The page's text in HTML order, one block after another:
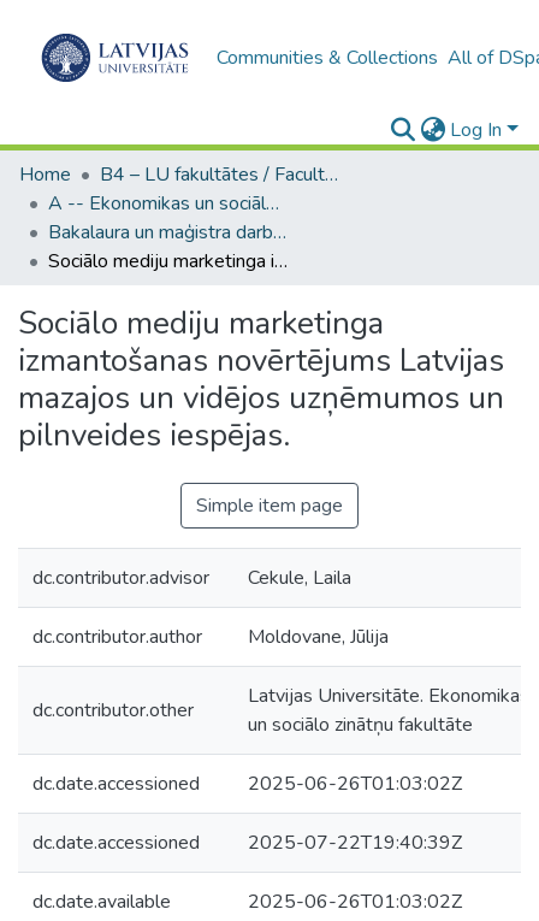
Communities & Collections All of
Log In
Home
B4 – LU fakultātes / Faculties of the UL
A -- Ekonomikas un sociālo zinātņu fakultāte / Faculty of Economics and Social Sciences
Bakalaura un maģistra darbi (ESZF) / Bachelor's and Master's theses
Sociālo mediju marketinga izmantošanas novērtējums Latvijas mazajos un vidējos uzņēmumos un pilnveides iespējas.
Sociālo mediju marketinga
izmantošanas novērtējums Latvijas
mazajos un vidējos uzņēmumos un
pilnveides iespējas.
Simple item page
dc.contributor.advisor Cekule, Laila
dc.contributor.author Moldovane, Jūlija
dc.contributor.other
Latvijas Universitāte. Ekonomikas
un sociālo zinātņu fakultāte
dc.date.accessioned 2025-06-26T01:03:02Z
dc.date.accessioned 2025-07-22T19:40:39Z
dc.date.available 2025-06-26T01:03:02Z